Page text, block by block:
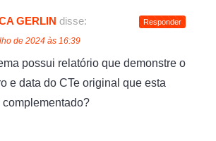
GERLIN disse:
de 2024 às 16:39
possui relatório que demonstre o
e data do CTe original que esta
complementado?
Responder